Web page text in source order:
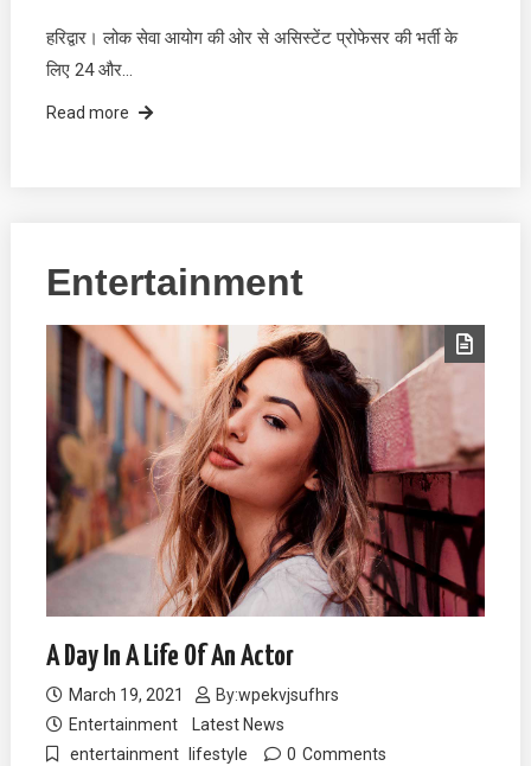
हरिद्वार। लोक सेवा आयोग की ओर से असिस्टेंट प्रोफेसर की भर्ती के
लिए 24 और…
Read more
Entertainment
A Day In A Life Of An Actor
March 19, 2021 By:wpekvjsufhrs
Entertainment
Latest News
entertainment
lifestyle 0 Comments